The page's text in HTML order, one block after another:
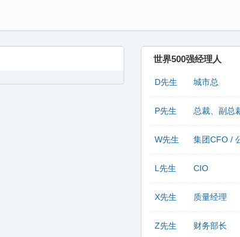
世界500强经理人
D先生 城市总
P先生 总裁、副总
W先生
L先生 CIO
X先生 质量经理
Z先生 财务部长